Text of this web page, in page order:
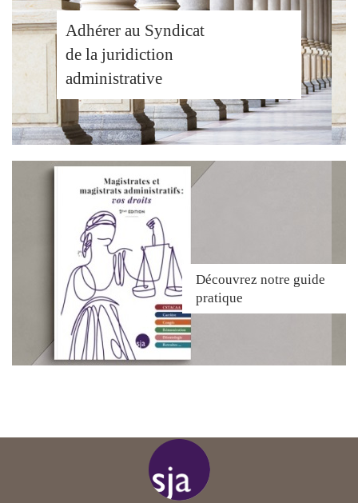
Adhérer au Syndicat
de la juridiction
administrative
Découvrez notre guide
pratique